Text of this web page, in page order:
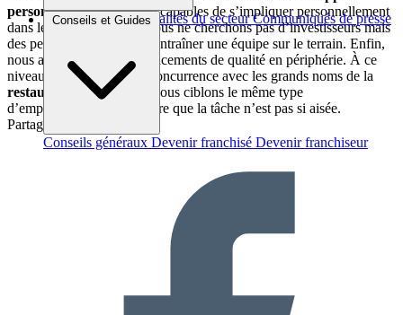
Brèves et actus Actualités du secteur Communiqués de presse
Conseils et Guides
Conseils généraux Devenir franchisé Devenir franchiseur
personnel) mais aussi être capables de s’impliquer personnellement
dans le
point de vente. Nous ne cherchons pas d’investisseurs mais
des personnes capables d’entraîner une équipe sur le terrain. Enfin,
nous avons besoin d’emplacements de qualité en périphérie. À ce
niveau, nous sommes en concurrence avec les grands noms de la
restauration rapide
, car nous ciblons le même type
d’emplacements. Autant dire que la tâche n’est pas si aisée.
Partager sur :